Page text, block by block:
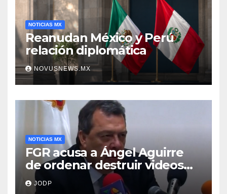
NOTICIAS MX
Reanudan México y Perú
relación diplomática
NOVUSNEWS.MX
NOTICIAS MX
FGR acusa a Ángel Aguirre
de ordenar destruir videos
clave del caso Ayotzinapa
JODP